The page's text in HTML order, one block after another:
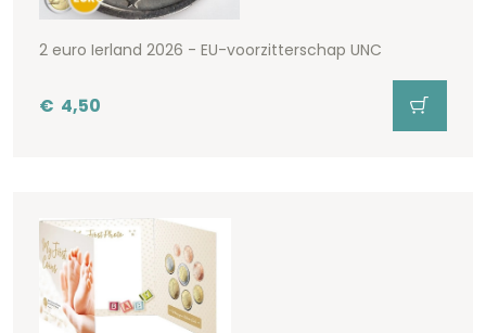
2 euro Ierland 2026 - EU-voorzitterschap UNC
€ 4,50